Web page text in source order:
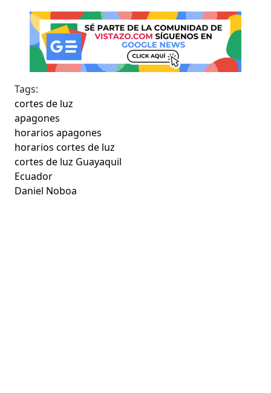
Tags:
cortes de luz
apagones
horarios apagones
horarios cortes de luz
cortes de luz Guayaquil
Ecuador
Daniel Noboa